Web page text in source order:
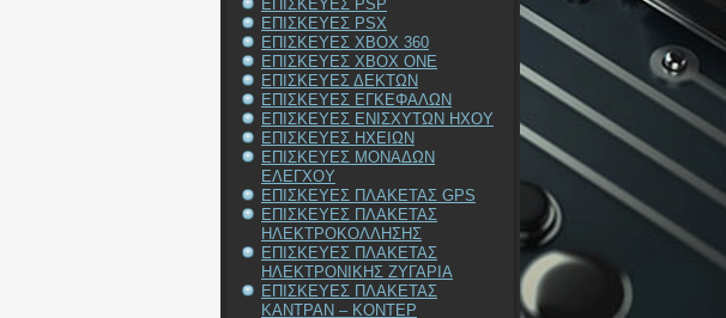
ΕΠΙΣΚΕΥΕΣ PSP
ΕΠΙΣΚΕΥΕΣ PSX
ΕΠΙΣΚΕΥΕΣ XBOX 360
ΕΠΙΣΚΕΥΕΣ XBOX ONE
ΕΠΙΣΚΕΥΕΣ ΔΕΚΤΩΝ
ΕΠΙΣΚΕΥΕΣ ΕΓΚΕΦΑΛΩΝ
ΕΠΙΣΚΕΥΕΣ ΕΝΙΣΧΥΤΩΝ ΗΧΟΥ
ΕΠΙΣΚΕΥΕΣ ΗΧΕΙΩΝ
ΕΠΙΣΚΕΥΕΣ ΜΟΝΑΔΩΝ
ΕΛΕΓΧΟΥ
ΕΠΙΣΚΕΥΕΣ ΠΛΑΚΕΤΑΣ GPS
ΕΠΙΣΚΕΥΕΣ ΠΛΑΚΕΤΑΣ
ΗΛΕΚΤΡΟΚΟΛΛΗΣΗΣ
ΕΠΙΣΚΕΥΕΣ ΠΛΑΚΕΤΑΣ
ΗΛΕΚΤΡΟΝΙΚΗΣ ΖΥΓΑΡΙΑ
ΕΠΙΣΚΕΥΕΣ ΠΛΑΚΕΤΑΣ
ΚΑΝΤΡΑΝ – ΚΟΝΤΕΡ